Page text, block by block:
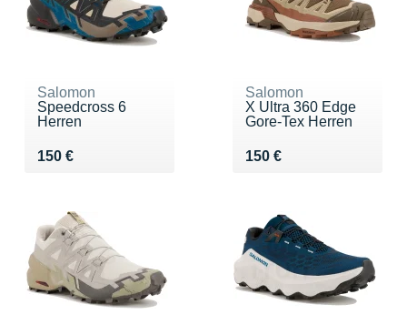
Salomon
Speedcross 6
Herren
150 €
Vendu 150 €
Salomon
X Ultra 360 Edge
Gore-Tex Herren
150 €
Vendu 150 €